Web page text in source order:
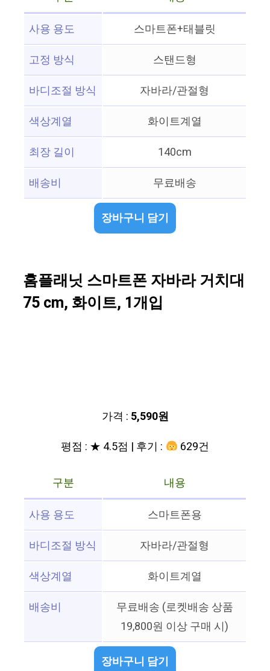
사용 용도
스마트폰+태블릿
고정 방식
스탠드형
바디조절 방식
자바라/관절형
색상계열
화이트계열
최장 길이
140cm
배송비
무료배송
장바구니 담기
홈플래닛 스마트폰 자바라 거치대
75 cm, 화이트, 1개입
가격 : 5,590원
평점 : ★ 4.5점 | 후기 :
629건
구분
내용
사용 용도
스마트폰용
바디조절 방식
자바라/관절형
색상계열
화이트계열
배송비
무료배송 (로켓배송 상품
19,800원 이상 구매 시)
장바구니 담기